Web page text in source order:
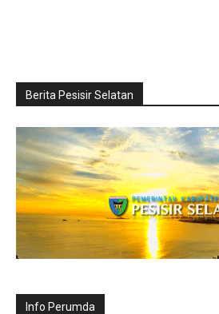
Berita Pesisir Selatan
Info Perumda